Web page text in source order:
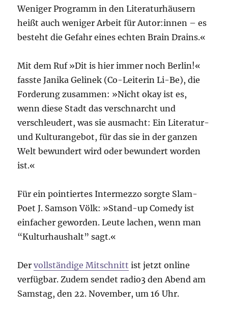
Weniger Programm in den Literaturhäusern
heißt auch weniger Arbeit für Autor:innen – es
besteht die Gefahr eines echten Brain Drains.«
Mit dem Ruf »Dit is hier immer noch Berlin!«
fasste Janika Gelinek (Co-Leiterin Li-Be), die
Forderung zusammen: »Nicht okay ist es,
wenn diese Stadt das verschnarcht und
verschleudert, was sie ausmacht: Ein Literatur-
und Kulturangebot, für das sie in der ganzen
Welt bewundert wird oder bewundert worden
ist.«
Für ein pointiertes Intermezzo sorgte Slam-
Poet J. Samson Völk: »Stand-up Comedy ist
einfacher geworden. Leute lachen, wenn man
“Kulturhaushalt” sagt.«
Dervollständige Mitschnitt ist jetzt online
verfügbar. Zudem sendet radio3 den Abend am
Samstag, den 22. November, um 16 Uhr.